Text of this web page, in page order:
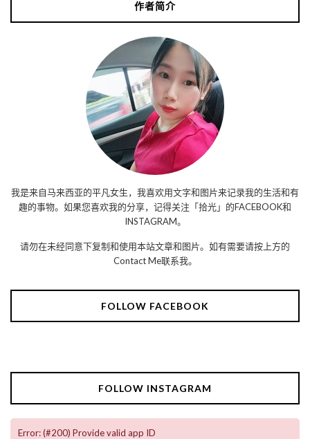
作者简介
我是来自马来西亚的平凡女生，我喜欢用文字和图片来记录我的生活和有
趣的事物。如果您喜欢我的分享，记得关注「拾光」的FACEBOOK和
INSTAGRAM。
请勿在未经同意下复制和使用本站文章和图片。如有需要请按上方的
Contact Me联系我。
FOLLOW FACEBOOK
FOLLOW INSTAGRAM
Error: (#200) Provide valid app ID